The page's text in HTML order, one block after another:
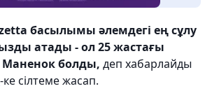
басылымы әлемдегі ең сұлу
атады - ол 25 жастағы
Маненок болды, деп хабарлайды
-ке сілтеме жасап.